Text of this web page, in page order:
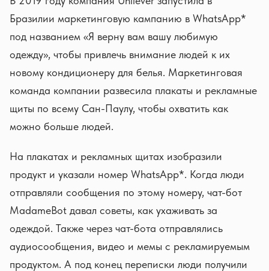
Бразилии маркетинговую кампанию в WhatsApp*
под названием «Я верну вам вашу любимую
одежду», чтобы привлечь внимание людей к их
новому кондиционеру для белья. Маркетинговая
команда компании развесила плакаты и рекламные
щиты по всему Сан-Паулу, чтобы охватить как
можно больше людей.
На плакатах и рекламных щитах изобразили
продукт и указали номер WhatsApp*. Когда люди
отправляли сообщения по этому номеру, чат-бот
MadameBot давал советы, как ухаживать за
одеждой. Также через чат-бота отправлялись
аудиосообщения, видео и мемы с рекламируемым
продуктом. А под конец переписки люди получили